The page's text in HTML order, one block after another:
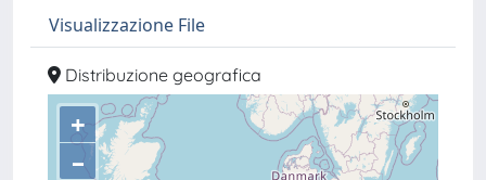
Visualizzazione File
Distribuzione geografica
+
–